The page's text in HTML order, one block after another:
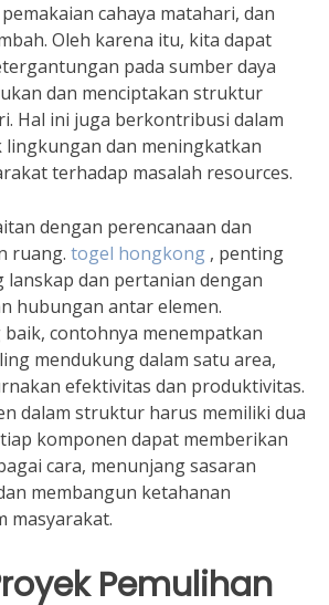
cahaya matahari, dan
Oleh karena itu, kita dapat
pada sumber daya
dan menciptakan struktur
Hal ini juga berkontribusi dalam
lingkungan dan meningkatkan
terhadap masalah resources.
dengan perencanaan dan
ruang. togel hongkong , penting
lanskap dan pertanian dengan
hubungan antar elemen.
contohnya menempatkan
mendukung dalam satu area,
efektivitas dan produktivitas.
dalam struktur harus memiliki dua
komponen dapat memberikan
cara, menunjang sasaran
membangun ketahanan
masyarakat.
Pemulihan